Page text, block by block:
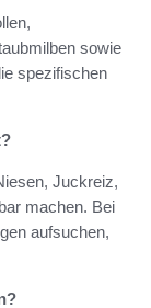
sowie
spezifischen
Juckreiz,
machen. Bei
aufsuchen,